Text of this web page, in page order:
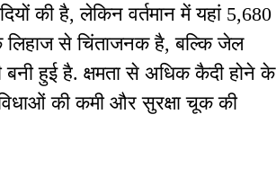
की है, लेकिन वर्तमान में यहां 5,680
लिहाज से चिंताजनक है, बल्कि जेल
बनी हुई है. क्षमता से अधिक कैदी होने के
की कमी और सुरक्षा चूक की